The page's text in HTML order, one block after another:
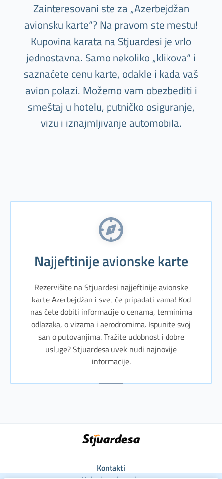
Zainteresovani ste za „Azerbejdžan
avionsku karte“? Na pravom ste mestu!
Kupovina karata na Stjuardesi je vrlo
jednostavna. Samo nekoliko „klikova“ i
saznaćete cenu karte, odakle i kada vaš
avion polazi. Možemo vam obezbediti i
smeštaj u hotelu, putničko osiguranje,
vizu i iznajmljivanje automobila.
Najjeftinije avionske karte
Rezervišite na Stjuardesi najjeftinije avionske
karte Azerbejdžan i svet će pripadati vama! Kod
nas ćete dobiti informacije o cenama, terminima
odlazaka, o vizama i aerodromima. Ispunite svoj
san o putovanjima. Tražite udobnost i dobre
usluge? Stjuardesa uvek nudi najnovije
informacije.
Kontakti